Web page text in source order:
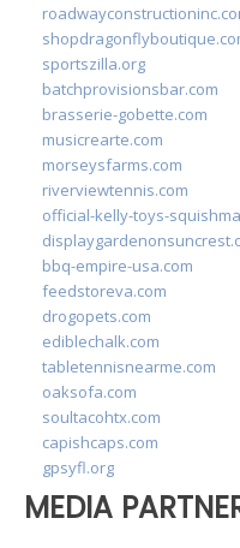
sportszilla.org
batchprovisionsbar.com
brasserie-gobette.com
musicrearte.com
morseysfarms.com
riverviewtennis.com
official-kelly-toys-
bbq-empire-usa.com
feedstoreva.com
drogopets.com
ediblechalk.com
tabletennisnearme.com
oaksofa.com
soultacohtx.com
capishcaps.com
gpsyfl.org
MEDIA